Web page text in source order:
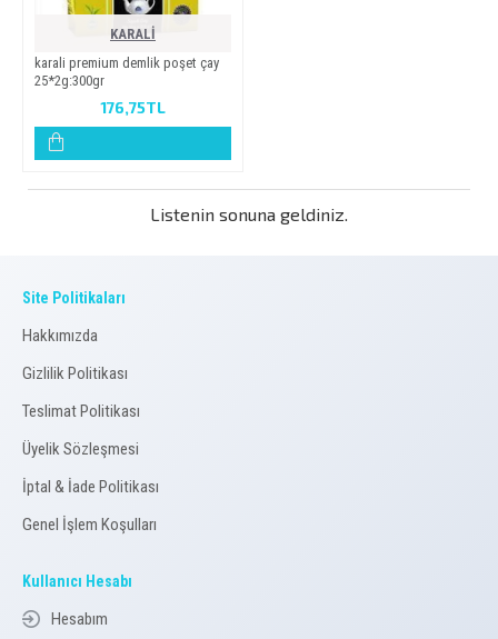
KARALİ
karali̇ premi̇um demli̇k poşet çay
25*2g:300gr
176,75TL
Listenin sonuna geldiniz.
Site Politikaları
Hakkımızda
Gizlilik Politikası
Teslimat Politikası
Üyelik Sözleşmesi
İptal & İade Politikası
Genel İşlem Koşulları
Kullanıcı Hesabı
Hesabım